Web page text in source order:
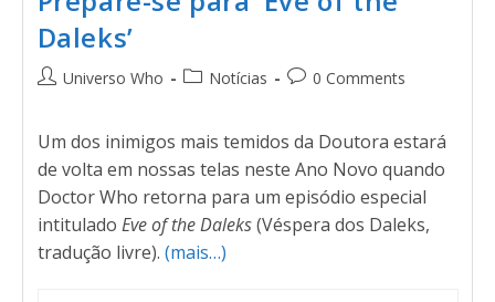
Daleks’
Universo Who Notícias 0 Comments
Um dos inimigos mais temidos da Doutora estará
de volta em nossas telas neste Ano Novo quando
Doctor Who retorna para um episódio especial
intitulado Eve of the Daleks(Véspera dos Daleks,
tradução livre). (mais…)